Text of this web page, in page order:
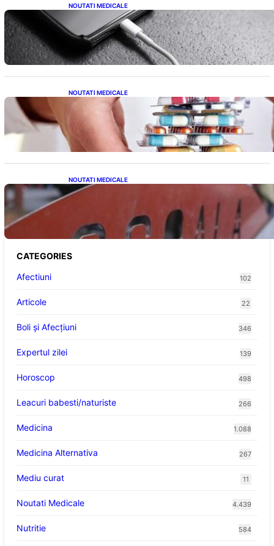
NOUTATI MEDICALE
Încărcarea Telefonului Pe Timp de Noapte:
Mituri, Realități și Impact Asupra Bateriei
NOUTATI MEDICALE
Criza Medicamentelor pentru Tulburări
Digestive: Ce Înseamnă Suspendarea Colebil
și Panzcebil pentru Pacienți
NOUTATI MEDICALE
Reforma Educațională din Liceu: O
Schimbare Fundamentală pentru Generațiile
CATEGORIES
Afectiuni
102
Articole 22
Boli și Afecțiuni 346
Expertul zilei 139
Horoscop 498
Leacuri babesti/naturiste 266
Medicina 1.088
Medicina Alternativa 267
Mediu curat 11
Noutati Medicale 4.439
Nutritie 584